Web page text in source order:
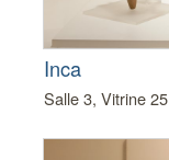
Inca
Salle 3, Vitrine 25